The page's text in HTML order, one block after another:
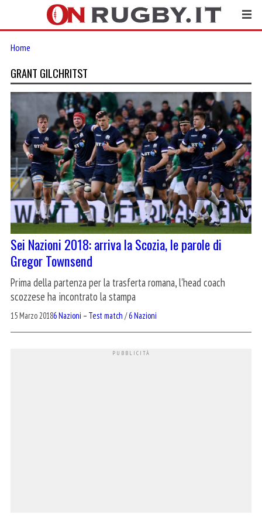
Home
GRANT GILCHRITST
Sei Nazioni 2018: arriva la Scozia, le parole di
Gregor Townsend
Prima della partenza per la trasferta romana, l'head coach
scozzese ha incontrato la stampa
15 Marzo 20186 Nazioni – Test match /6 Nazioni